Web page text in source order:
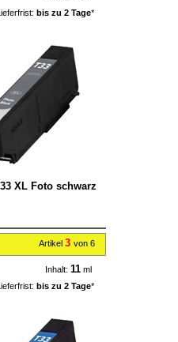
bis zu 2 Tage*
XL Foto schwarz
Artikel 3 von 6
Inhalt: 11 ml
bis zu 2 Tage*